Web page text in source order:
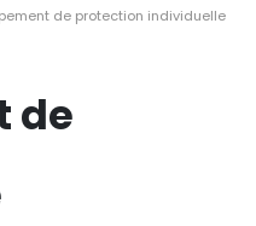
de protection individuelle
de